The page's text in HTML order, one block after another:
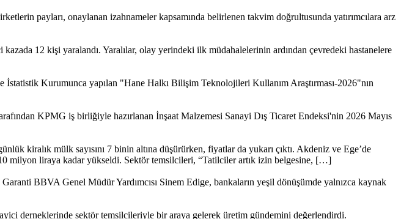
payları, onaylanan izahnameler kapsamında belirlenen takvim doğrultusunda yatırımcılara arz
12 kişi yaralandı. Yaralılar, olay yerindeki ilk müdahalelerinin ardından çevredeki hastanelere
Kurumunca yapılan "Hane Halkı Bilişim Tek­nolojileri Kullanım Araştırma­sı-2026"nın
KPMG iş birliğiyle hazırlanan İnşaat Malzemesi Sanayi Dış Ticaret Endeksi'nin 2026 Mayıs
kiralık mülk sayısını 7 binin altına düşürürken, fiyatlar da yukarı çıktı. Akdeniz ve Ege’de
milyon liraya kadar yükseldi. Sektör temsilcileri, “Tatilciler artık izin belgesine, […]
BBVA Genel Müdür Yardımcısı Sinem Edige, bankaların yeşil dönüşümde yalnızca kaynak
derneklerinde sektör temsilcileriyle bir araya gelerek üretim gündemini de­ğerlendirdi.